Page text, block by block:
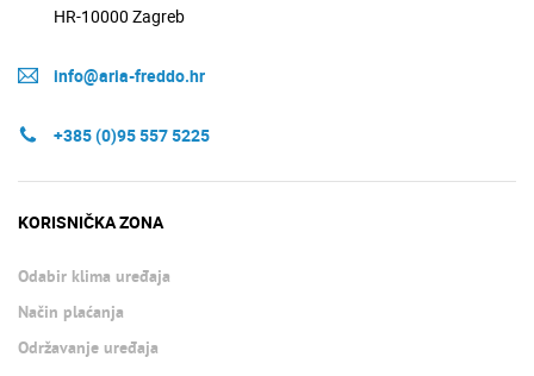
HR-10000 Zagreb
info@aria-freddo.hr
+385 (0)95 557 5225
KORISNIČKA ZONA
Odabir klima uređaja
Način plaćanja
Održavanje uređaja